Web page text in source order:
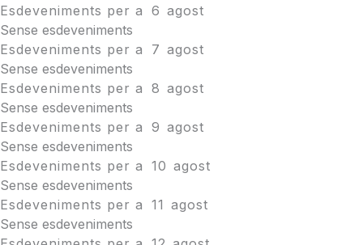
Esdeveniments per a 6 agost
Sense esdeveniments
Esdeveniments per a
7 agost
Sense esdeveniments
Esdeveniments per a 8 agost
Sense esdeveniments
Esdeveniments per a 9 agost
Sense esdeveniments
Esdeveniments per a 10 agost
Sense esdeveniments
Esdeveniments per a 11 agost
Sense esdeveniments